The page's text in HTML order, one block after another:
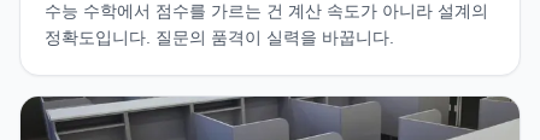
수능 수학에서 점수를 가르는 건 계산 속도가 아니라 설계의
정확도입니다. 질문의 품격이 실력을 바꿉니다.